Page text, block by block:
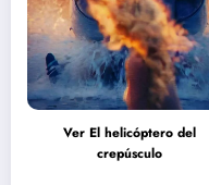
Ver El helicóptero del
crepúsculo